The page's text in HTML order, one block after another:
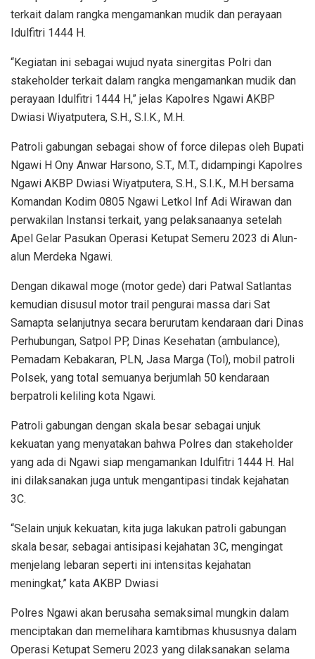
terkait dalam rangka mengamankan mudik dan perayaan
Idulfitri 1444 H.
“Kegiatan ini sebagai wujud nyata sinergitas Polri dan
stakeholder terkait dalam rangka mengamankan mudik dan
perayaan Idulfitri 1444 H,” jelas Kapolres Ngawi AKBP
Dwiasi Wiyatputera, S.H., S.I.K., M.H.
Patroli gabungan sebagai show of force dilepas oleh Bupati
Ngawi H Ony Anwar Harsono, S.T., M.T., didampingi Kapolres
Ngawi AKBP Dwiasi Wiyatputera, S.H., S.I.K., M.H bersama
Komandan Kodim 0805 Ngawi Letkol Inf Adi Wirawan dan
perwakilan Instansi terkait, yang pelaksanaanya setelah
Apel Gelar Pasukan Operasi Ketupat Semeru 2023 di Alun-
alun Merdeka Ngawi.
Dengan dikawal moge (motor gede) dari Patwal Satlantas
kemudian disusul motor trail pengurai massa dari Sat
Samapta selanjutnya secara berurutam kendaraan dari Dinas
Perhubungan, Satpol PP, Dinas Kesehatan (ambulance),
Pemadam Kebakaran, PLN, Jasa Marga (Tol), mobil patroli
Polsek, yang total semuanya berjumlah 50 kendaraan
berpatroli keliling kota Ngawi.
Patroli gabungan dengan skala besar sebagai unjuk
kekuatan yang menyatakan bahwa Polres dan stakeholder
yang ada di Ngawi siap mengamankan Idulfitri 1444 H. Hal
ini dilaksanakan juga untuk mengantipasi tindak kejahatan
3C.
“Selain unjuk kekuatan, kita juga lakukan patroli gabungan
skala besar, sebagai antisipasi kejahatan 3C, mengingat
menjelang lebaran seperti ini intensitas kejahatan
meningkat,” kata AKBP Dwiasi
Polres Ngawi akan berusaha semaksimal mungkin dalam
menciptakan dan memelihara kamtibmas khususnya dalam
Operasi Ketupat Semeru 2023 yang dilaksanakan selama